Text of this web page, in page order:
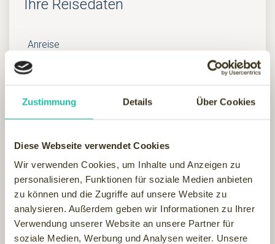
Zustimmung Details Über Cookies
Diese Webseite verwendet Cookies
Wir verwenden Cookies, um Inhalte und Anzeigen zu
personalisieren, Funktionen für soziale Medien anbieten
zu können und die Zugriffe auf unsere Website zu
analysieren. Außerdem geben wir Informationen zu Ihrer
Verwendung unserer Website an unsere Partner für
soziale Medien, Werbung und Analysen weiter. Unsere
Ihre Reisedaten
Anreise
Abreise
Doppelzimmer
Einzelzimmer